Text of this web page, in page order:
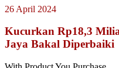
26 April 2024
Kucurkan Rp18,3
Jaya Bakal Diperbaiki